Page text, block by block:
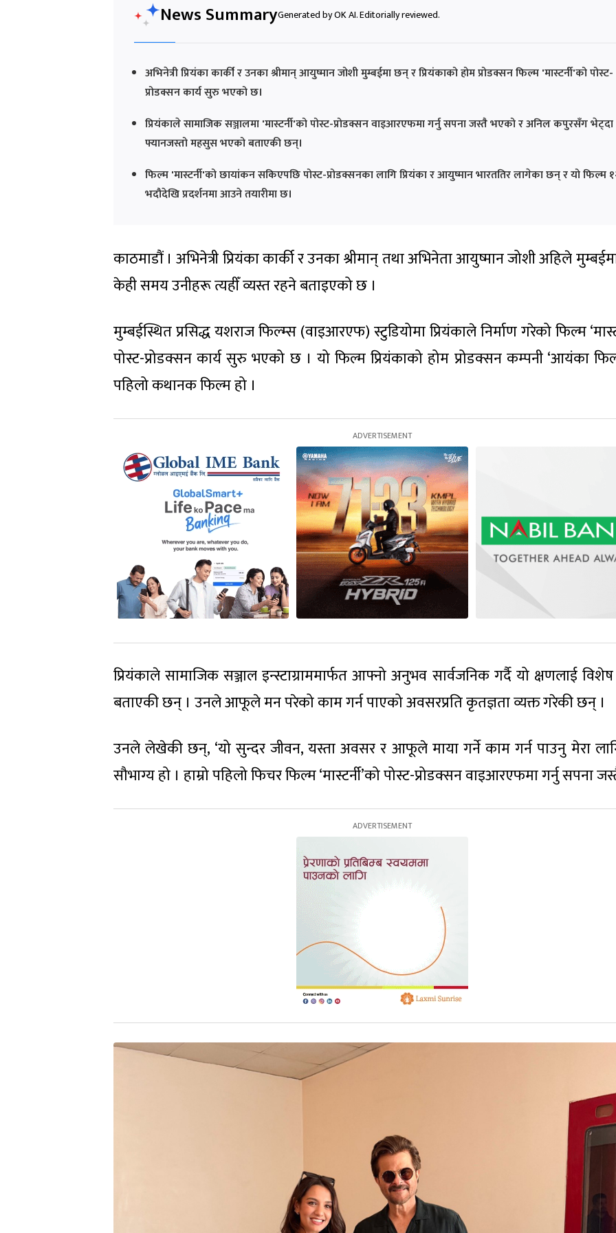
News SummaryGenerated by OK AI. Editorially reviewed.
अभिनेत्री प्रियंका कार्की र उनका श्रीमान् आयुष्मान जोशी मुम्बईमा छन् र प्रियंकाको होम प्रोडक्सन फिल्म 'मास्टर्नी'को पोस्ट-
प्रोडक्सन कार्य सुरु भएको छ।
प्रियंकाले सामाजिक सञ्जालमा 'मास्टर्नी'को पोस्ट-प्रोडक्सन वाइआरएफमा गर्नु सपना जस्तै भएको र अनिल कपुरसँग भेट्दा
फ्यानजस्तो महसुस भएको बताएकी छन्।
फिल्म 'मास्टर्नी'को छायांकन सकिएपछि पोस्ट-प्रोडक्सनका लागि प्रियंका र आयुष्मान भारततिर लागेका छन् र यो फिल्म
भदौदेखि प्रदर्शनमा आउने तयारीमा छ।
काठमाडौं । अभिनेत्री प्रियंका कार्की र उनका श्रीमान् तथा अभिनेता आयुष्मान जोशी अहिले
केही समय उनीहरू त्यहीँ व्यस्त रहने बताइएको छ ।
मुम्बईस्थित प्रसिद्ध यशराज फिल्म्स (वाइआरएफ) स्टुडियोमा प्रियंकाले निर्माण गरेको फिल्म
पोस्ट-प्रोडक्सन कार्य सुरु भएको छ । यो फिल्म प्रियंकाको होम प्रोडक्सन कम्पनी ‘आयंका
पहिलो कथानक फिल्म हो ।
प्रियंकाले सामाजिक सञ्जाल इन्स्टाग्राममार्फत आफ्नो अनुभव सार्वजनिक गर्दै यो क्षणलाई
बताएकी छन् । उनले आफूले मन परेको काम गर्न पाएको अवसरप्रति कृतज्ञता व्यक्त गरेकी छन् ।
उनले लेखेकी छन्, ‘यो सुन्दर जीवन, यस्ता अवसर र आफूले माया गर्ने काम गर्न पाउनु मेरा
सौभाग्य हो । हाम्रो पहिलो फिचर फिल्म ‘मास्टर्नी’को पोस्ट-प्रोडक्सन वाइआरएफमा गर्नु सपना